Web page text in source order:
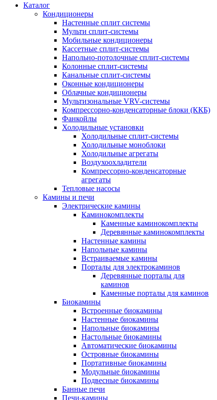
Каталог
Кондиционеры
Настенные сплит системы
Мульти сплит-системы
Мобильные кондиционеры
Кассетные сплит-системы
Напольно-потолочные сплит-системы
Колонные сплит-системы
Канальные сплит-системы
Оконные кондиционеры
Облачные кондиционеры
Мультизональные VRV-системы
Компрессорно-конденсаторные блоки (ККБ)
Фанкойлы
Холодильные установки
Холодильные сплит-системы
Холодильные моноблоки
Холодильные агрегаты
Воздухоохладители
Компрессорно-конденсаторные
агрегаты
Тепловые насосы
Камины и печи
Электрические камины
Каминокомплекты
Каменные каминокомплекты
Деревянные каминокомплекты
Настенные камины
Напольные камины
Встраиваемые камины
Порталы для электрокаминов
Деревянные порталы для
каминов
Каменные порталы для каминов
Биокамины
Встроенные биокамины
Настенные биокамины
Напольные биокамины
Настольные биокамины
Автоматические биокамины
Островные биокамины
Портативные биокамины
Модульные биокамины
Подвесные биокамины
Банные печи
Печи-камины